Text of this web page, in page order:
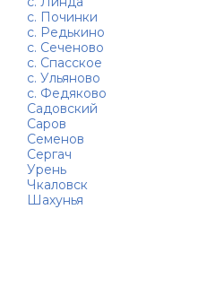
с. Починки
с. Редькино
с. Сеченово
с. Спасское
с. Ульяново
с. Федяково
Садовский
Саров
Семенов
Сергач
Урень
Чкаловск
Шахунья